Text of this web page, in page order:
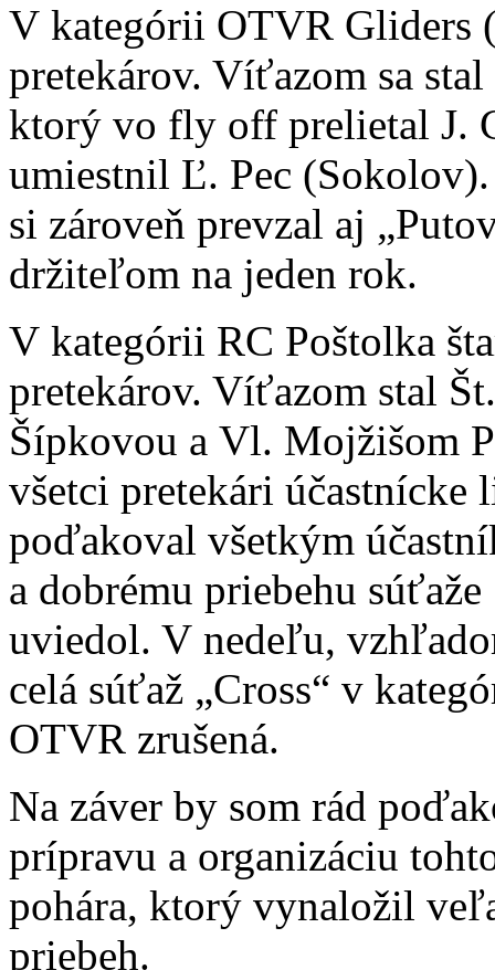
V kategórii OTVR Gliders
pretekárov. Víťazom sa
ktorý vo fly off prelietal J.
umiestnil Ľ. Pec
si zároveň prevzal aj
držiteľom na jeden rok.
V kategórii RC Poštolka
pretekárov. Víťazom stal
Šípkovou a Vl. Mojžišom
všetci pretekári
poďakoval všetkým
a dobrému priebehu
uviedol. V nedeľu,
celá súťaž „Cross“ v
OTVR zrušená.
Na záver by som rád
prípravu a organizáciu
pohára, ktorý vynaložil
priebeh.